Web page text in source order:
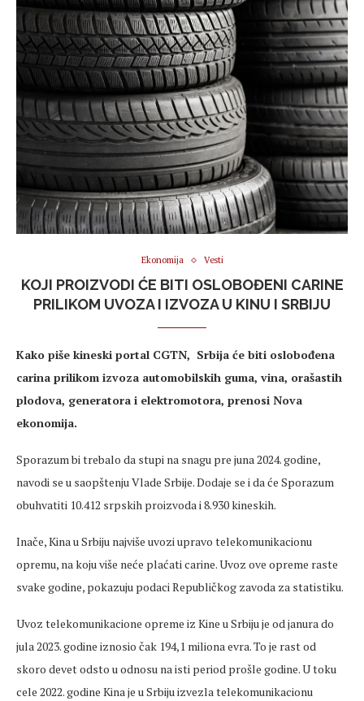
Ekonomija Vesti
KOJI PROIZVODI ĆE BITI OSLOBOĐENI CARINE
PRILIKOM UVOZA I IZVOZA U KINU I SRBIJU
Kako piše kineski portal CGTN, Srbija će biti oslobođena
carina prilikom izvoza automobilskih guma, vina, orašastih
plodova, generatora i elektromotora, prenosi Nova
ekonomija.
Sporazum bi trebalo da stupi na snagu pre juna 2024. godine,
navodi se u saopštenju Vlade Srbije. Dodaje se i da će Sporazum
obuhvatiti 10.412 srpskih proizvoda i 8.930 kineskih.
Inače, Kina u Srbiju najviše uvozi upravo telekomunikacionu
opremu, na koju više neće plaćati carine. Uvoz ove opreme raste
svake godine, pokazuju podaci Republičkog zavoda za statistiku.
Uvoz telekomunikacione opreme iz Kine u Srbiju je od janura do
jula 2023. godine iznosio čak 194,1 miliona evra. To je rast od
skoro devet odsto u odnosu na isti period prošle godine. U toku
cele 2022. godine Kina je u Srbiju izvezla telekomunikacionu